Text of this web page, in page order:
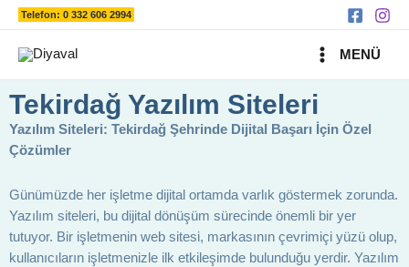
İçeriğeTelefon: 0 332 606 2994
MAIN
MENÜ
Tekirdağ Yazılım Siteleri
Yazılım Siteleri: Tekirdağ Şehrinde Dijital Başarı İçin Özel
Çözümler
Günümüzde her işletme dijital ortamda varlık göstermek zorunda.
Yazılım siteleri, bu dijital dönüşüm sürecinde önemli bir yer
tutuyor. Bir işletmenin web sitesi, markasının çevrimiçi yüzü olup,
kullanıcıların işletmenizle ilk etkileşimde bulunduğu yerdir. Yazılım
Ara